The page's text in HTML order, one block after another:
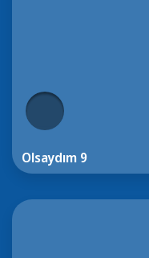
Olsaydım 9